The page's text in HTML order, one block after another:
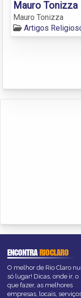
Mauro Tonizza
Mauro Tonizza
Artigos
ENCONTRARIOCLARO
O melhor de Rio Claro
só lugar! Dicas, onde ir, o
que fazer, as melhores
empresas, locais,